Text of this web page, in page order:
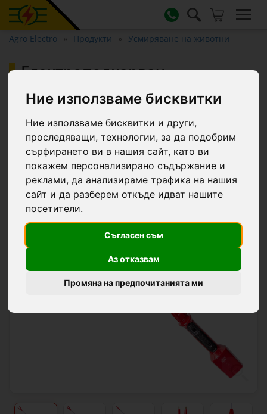
Ние използваме бисквитки
Ние използваме бисквитки и други,
проследяващи, технологии, за да подобрим
сърфирането ви в нашия сайт, като ви
покажем персонализирано съдържание и
реклами, да анализираме трафика на нашия
сайт и да разберем откъде идват нашите
посетители.
Съгласен съм
Аз отказвам
Промяна на предпочитанията ми
Agro Electro Продукти Усмиряване на животни
Електроподкарвач
(електрошокова палка) за
животни AniShock PRO 2500, с
акумулатор